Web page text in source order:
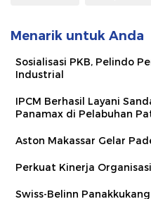
Menarik untuk Anda
Sosialisasi PKB, Pelindo
Industrial
IPCM Berhasil Layani
Panamax di Pelabuhan
Aston Makassar Gelar
Perkuat Kinerja
Swiss-Belinn